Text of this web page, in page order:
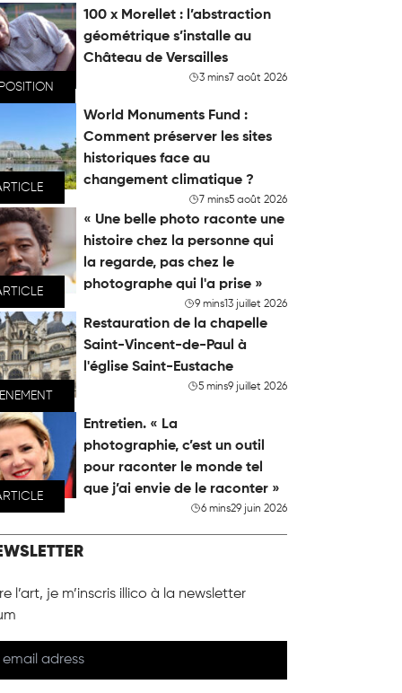
100 x Morellet : l’abstraction
géométrique s’installe au
Château de Versailles
3 mins7 août 2026
World Monuments Fund :
Comment préserver les sites
historiques face au
changement climatique ?
7 mins5 août 2026
« Une belle photo raconte une
histoire chez la personne qui
la regarde, pas chez le
photographe qui l'a prise »
9 mins13 juillet 2026
Restauration de la chapelle
Saint-Vincent-de-Paul à
l'église Saint-Eustache
5 mins9 juillet 2026
Entretien. « La
photographie, c’est un outil
pour raconter le monde tel
que j’ai envie de le raconter »
6 mins29 juin 2026
l’art, je m’inscris illico à la newsletter